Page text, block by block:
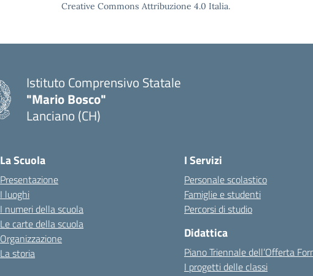
Creative Commons Attribuzione 4.0 Italia.
Istituto Comprensivo Statale
"Mario Bosco"
Lanciano (CH)
La Scuola
Presentazione
I luoghi
I numeri della scuola
Le carte della scuola
Organizzazione
La storia
I Servizi
Personale scolastico
Famiglie e studenti
Percorsi di studio
Didattica
Piano Triennale dell’Offerta
I progetti delle classi